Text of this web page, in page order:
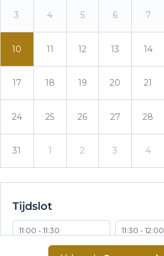
3 4 5 6 7
10 11 12 13 14
17 18 19 20 21
24 25 26 27 28
31 1 2 3 4
Tijdslot
11:00 - 11:30 11:30 - 12:00